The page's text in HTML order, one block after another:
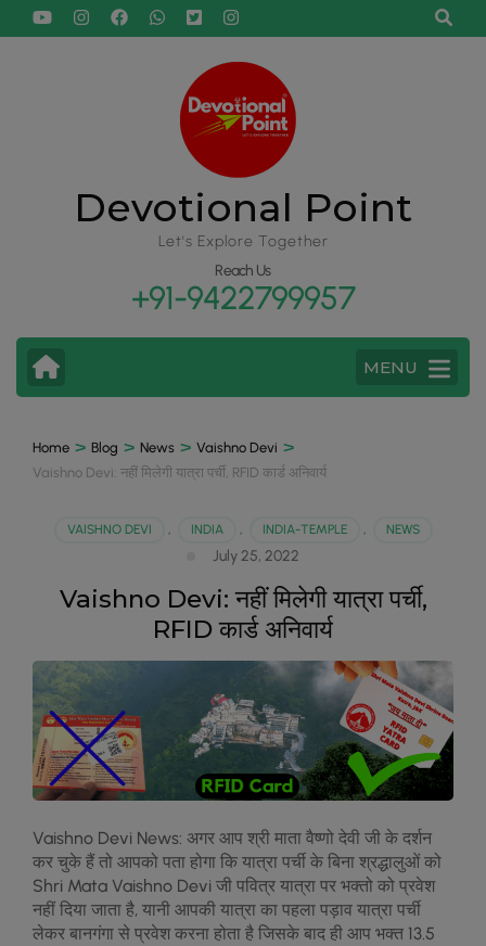
Devotional Point
Let's Explore Together
Reach Us
+91-9422799957
MENU
Home > Blog > News > Vaishno Devi >
Vaishno Devi: नहीं मिलेगी यात्रा पर्ची, RFID कार्ड अनिवार्य
VAISHNO DEVI INDIA INDIA-TEMPLE NEWS
July 25, 2022
Vaishno Devi: नहीं मिलेगी यात्रा पर्ची,
RFID कार्ड अनिवार्य
Vaishno Devi News: अगर आप श्री माता वैष्‍णो देवी जी के दर्शन
कर चुके हैं तो आपको पता होगा क‍ि यात्रा पर्ची के ब‍िना श्रद्धालुओं को
Shri Mata Vaishno Devi जी पवित्र यात्रा पर भक्तो को प्रवेश
नहीं द‍िया जाता है, यानी आपकी यात्रा का पहला पड़ाव यात्रा पर्ची
लेकर बानगंगा से प्रवेश करना होता है जिसके बाद ही आप भक्त 13.5